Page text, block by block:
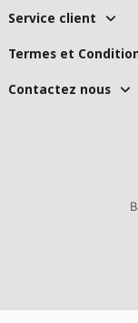
Service client
Termes et
Contactez nous